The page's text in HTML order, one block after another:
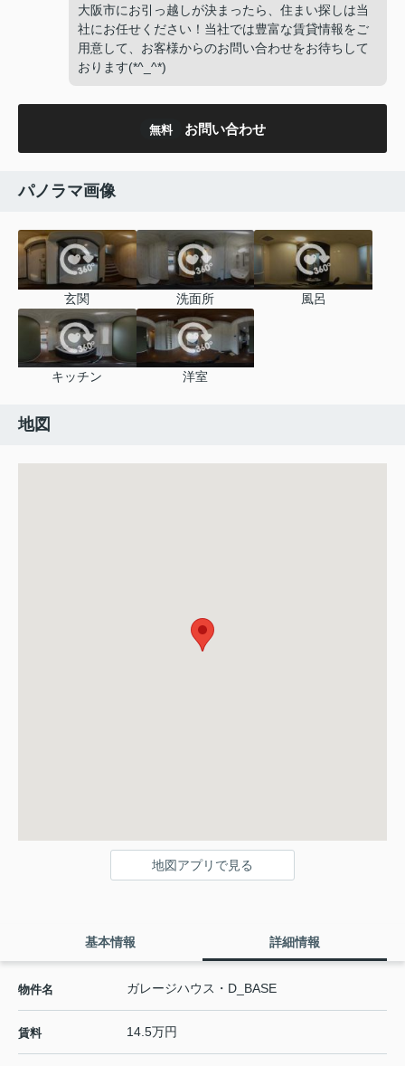
大阪市にお引っ越しが決まったら、住まい探しは当
社にお任せください！当社では豊富な賃貸情報をご
用意して、お客様からのお問い合わせをお待ちして
おります(*^_^*)
無料 お問い合わせ
パノラマ画像
玄関 洗面所 風呂
キッチン 洋室
地図
地図アプリで見る
基本情報 詳細情報
物件名 ガレージハウス・D_BASE
賃料 14.5万円